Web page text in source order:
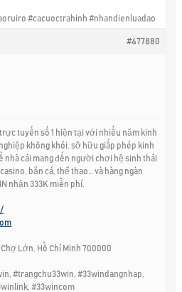
#cacuoctrahinh #nhandienluadao
#477880
tuyến số 1 hiện tại với nhiều năm kinh
không khói, sỡ hữu giấp phép kinh
nhà cái mang đến người chơi hệ sinh thái
bắn cá, thể thao… và hàng ngàn
nhận 333K miễn phí.
Lớn, Hồ Chí Minh 700000
#trangchu33win, #33windangnhap,
#33wincom